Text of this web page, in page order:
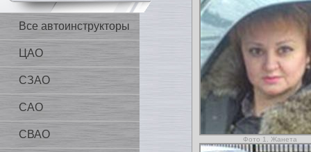
Все автоинструкторы
ЦАО
СЗАО
САО
СВАО Фото 1. Жанета